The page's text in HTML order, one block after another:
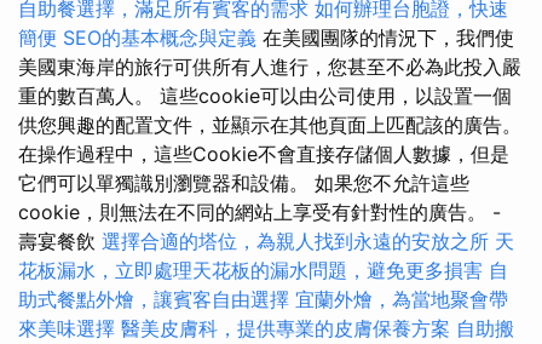
自助餐選擇，滿足所有賓客的需求 如何辦理台胞證，快速
簡便 SEO的基本概念與定義 在美國團隊的情況下，我們使
美國東海岸的旅行可供所有人進行，您甚至不必為此投入嚴
重的數百萬人。 這些cookie可以由公司使用，以設置一個
供您興趣的配置文件，並顯示在其他頁面上匹配該的廣告。
在操作過程中，這些Cookie不會直接存儲個人數據，但是
它們可以單獨識別瀏覽器和設備。 如果您不允許這些
cookie，則無法在不同的網站上享受有針對性的廣告。 -
壽宴餐飲 選擇合適的塔位，為親人找到永遠的安放之所 天
花板漏水，立即處理天花板的漏水問題，避免更多損害 自
助式餐點外燴，讓賓客自由選擇 宜蘭外燴，為當地聚會帶
來美味選擇 醫美皮膚科，提供專業的皮膚保養方案 自助搬